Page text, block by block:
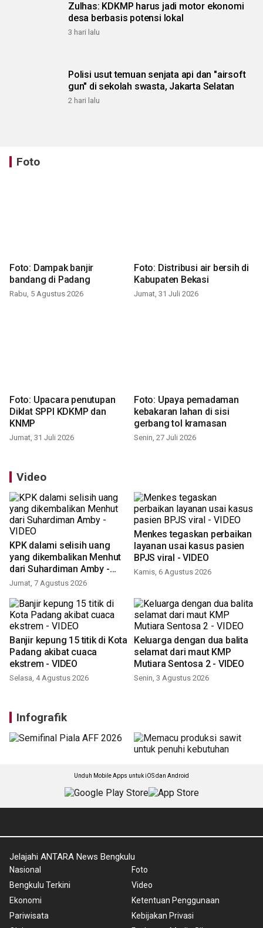
Zulhas: KDKMP harus jadi motor ekonomi
desa berbasis potensi lokal
3 hari lalu
Polisi usut temuan senjata api dan "airsoft
gun" di sekolah swasta, Jakarta Selatan
2 hari lalu
Foto
Foto: Dampak banjir
bandang di Padang
Rabu, 5 Agustus 2026
Foto: Distribusi air bersih di
Kabupaten Bekasi
Jumat, 31 Juli 2026
Foto: Upacara penutupan
Diklat SPPI KDKMP dan
KNMP
Jumat, 31 Juli 2026
Foto: Upaya pemadaman
kebakaran lahan di sisi
gerbang tol kramasan
Senin, 27 Juli 2026
Video
KPK dalami selisih uang
yang dikembalikan Menhut
dari Suhardiman Amby -
VIDEO
Jumat, 7 Agustus 2026
Menkes tegaskan perbaikan
layanan usai kasus pasien
BPJS viral - VIDEO
Kamis, 6 Agustus 2026
Banjir kepung 15 titik di Kota
Padang akibat cuaca
ekstrem - VIDEO
Selasa, 4 Agustus 2026
Keluarga dengan dua balita
selamat dari maut KMP
Mutiara Sentosa 2 - VIDEO
Senin, 3 Agustus 2026
Infografik
Unduh Mobile Apps untuk iOS dan Android
Jelajahi ANTARA News Bengkulu
Nasional
Bengkulu Terkini
Ekonomi
Pariwisata
Foto
Video
Ketentuan Penggunaan
Kebijakan Privasi